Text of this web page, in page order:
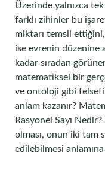
Üzerinde yalnızca tek
farklı zihinler bu
miktarı temsil
ise evrenin düzenine
kadar sıradan
matematiksel bir
ve ontoloji gibi felsefi
anlam kazanır?
Rasyonel Sayı
olması, onun iki tam
edilebilmesi